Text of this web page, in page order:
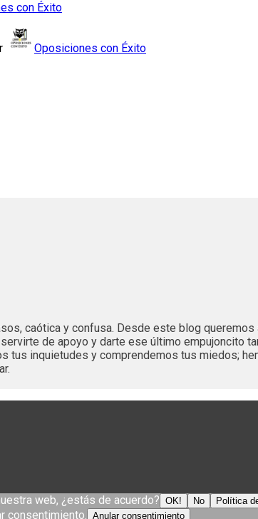
con Éxito
Oposiciones con Éxito
caótica y confusa. Desde este blog
de apoyo y darte ese último empujoncito
inquietudes y comprendemos tus miedos;
web, ¿estás de acuerdo? OK! No Política
consentimiento. Anular consentimiento